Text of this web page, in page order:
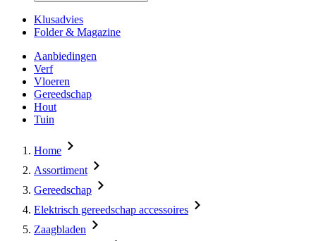
Klusadvies
Folder & Magazine
Aanbiedingen
Verf
Vloeren
Gereedschap
Hout
Tuin
Home
Assortiment
Gereedschap
Elektrisch gereedschap accessoires
Zaagbladen